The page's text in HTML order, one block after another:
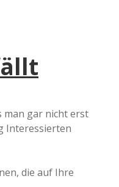
man gar nicht erst
Interessierten
die auf Ihre